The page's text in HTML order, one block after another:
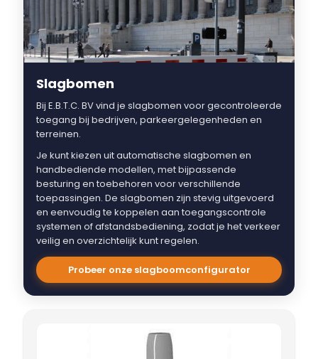
Slagbomen
Bij E.B.T.C. BV vind je slagbomen voor gecontroleerde
toegang bij bedrijven, parkeergelegenheden en
terreinen.
Je kunt kiezen uit automatische slagbomen en
handbediende modellen, met bijpassende
besturing en toebehoren voor verschillende
toepassingen. De slagbomen zijn stevig uitgevoerd
en eenvoudig te koppelen aan toegangscontrole
systemen of afstandsbediening, zodat je het verkeer
veilig en overzichtelijk kunt regelen.
Probeer onze slagboomconfigurator